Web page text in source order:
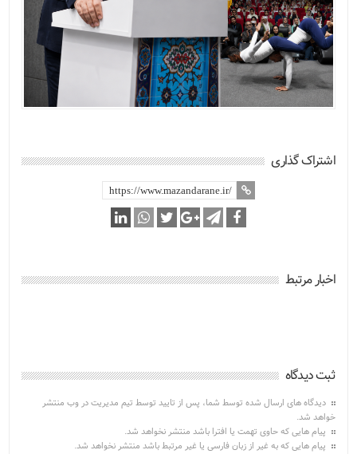
اشتراک گذاری
اخبار مرتبط
ثبت دیدگاه
دیدگاه های ارسال شده توسط شما، پس از تایید توسط تیم مدیریت در وب منتشر
خواهد شد.
پیام هایی که حاوی تهمت یا افترا باشد منتشر نخواهد شد.
پیام هایی که به غیر از زبان فارسی یا غیر مرتبط باشد منتشر نخواهد شد.